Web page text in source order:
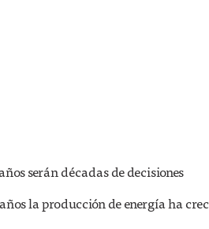
serán décadas de decisiones
la producción de energía ha